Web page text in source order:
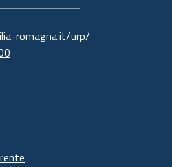
romagna.it/urp/